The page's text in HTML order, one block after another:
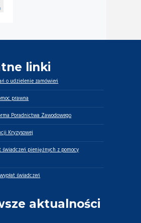
aktualności
linki
o udzielenie zamówień
prawna
Poradnictwa Zawodowego
Kryzysowej
świadczeń pieniężnych z pomocy
świadczeń